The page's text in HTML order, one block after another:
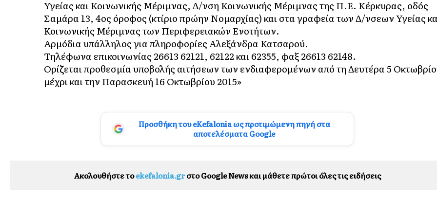
Υγείας και Κοινωνικής Μέριμνας, Δ/νση Κοινωνικής Μέριμνας της Π.Ε. Κέρκυρας, οδός
Σαμάρα 13, 4ος όροφος (κτίριο πρώην Νομαρχίας) και στα γραφεία των Δ/νσεων Υγείας
Κοινωνικής Μέριμνας των Περιφερειακών Ενοτήτων.
Αρμόδια υπάλληλος για πληροφορίες Αλεξάνδρα Κατσαρού.
Τηλέφωνα επικοινωνίας 26613 62121, 62122 και 62355, φαξ 26613 62148.
Ορίζεται προθεσμία υποβολής αιτήσεων των ενδιαφερομένων από τη Δευτέρα 5
μέχρι και την Παρασκευή 16 Οκτωβρίου 2015»
Προσθήκη του eKefalonia ως προτιμώμενη πηγή στα
αποτελέσματα Google
Ακολουθήστε τοekefalonia.grστο Google News και μάθετε πρώτοι όλες τις ειδήσεις